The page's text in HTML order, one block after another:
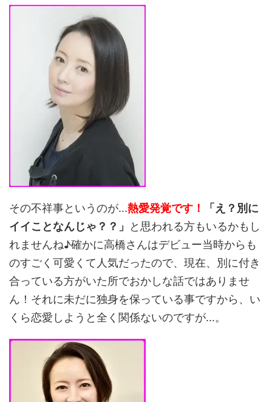
その不祥事というのが...熱愛発覚です！
「え？別に
イイことなんじゃ？？」
と思われる方もいるかもし
れませんね♪確かに高橋さんはデビュー当時からも
のすごく可愛くて人気だったので、現在、別に付き
合っている方がいた所でおかしな話ではありませ
ん！それに未だに独身を保っている事ですから、い
くら恋愛しようと全く関係ないのですが...。